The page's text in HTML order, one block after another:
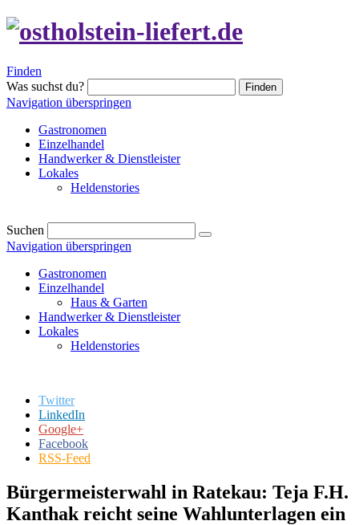
Finden
Was suchst du?
Finden
Navigation überspringen
Gastronomen
Einzelhandel
Handwerker & Dienstleister
Lokales
Heldenstories
Suchen
Navigation überspringen
Gastronomen
Einzelhandel
Haus & Garten
Handwerker & Dienstleister
Lokales
Heldenstories
Twitter
LinkedIn
Google+
Facebook
RSS-Feed
Bürgermeisterwahl in Ratekau: Teja F.H.
Kanthak reicht seine Wahlunterlagen ein